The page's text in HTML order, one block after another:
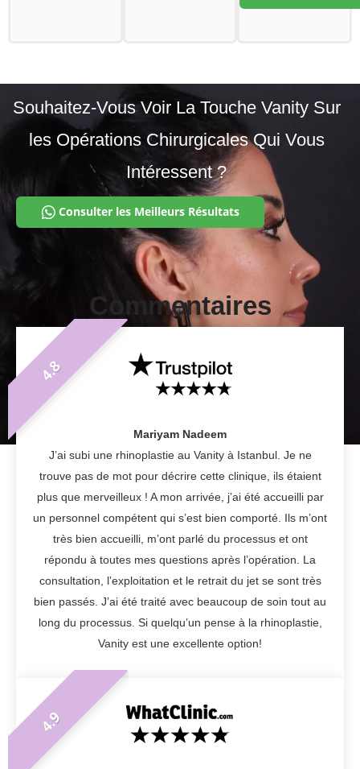
Souhaitez-Vous Voir La Touche Vanity Sur
les Opérations Chirurgicales Qui Vous
Intéressent ?
Consulter les Meilleurs Résultats
Commentaires
4.8
Mariyam Nadeem
J’ai subi une rhinoplastie au Vanity à Istanbul. Je ne
trouve pas de mot pour décrire cette clinique, ils étaient
plus que merveilleux ! A mon arrivée, j’ai été accueilli par
un personnel compétent qui s’est bien comporté. Ils m’ont
très bien accueilli, m’ont parlé du processus et ont
répondu à toutes mes questions après l’opération. La
consultation, l’exploitation et le retrait du jet se sont très
bien passés. J’ai été traité avec beaucoup de soin tout au
long du processus. Si quelqu’un pense à la rhinoplastie,
Vanity est une excellente option!
4.9